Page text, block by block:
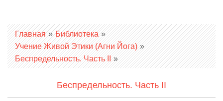
Вы здесь
Главная » Библиотека »
Учение Живой Этики (Агни Йога) »
Беспредельность. Часть II »
Беспредельность. Часть II